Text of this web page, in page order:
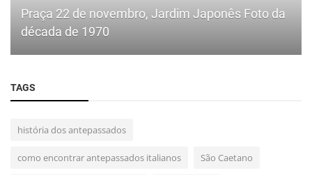
Praça 22 de novembro, Jardim Japonês Foto da
década de 1970
TAGS
história dos antepassados
como encontrar antepassados italianos São Caetano